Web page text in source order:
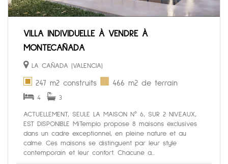
VILLA INDIVIDUELLE À VENDRE À
MONTECAÑADA
LA CAÑADA (VALENCIA)
247 m2 construits 466 m2 de terrain
4 3
ACTUELLEMENT, SEULE LA MAISON N° 6, SUR 2 NIVEAUX,
EST DISPONIBLE MiTemplo propose 8 maisons exclusives
dans un cadre exceptionnel, en pleine nature et au
calme. Ces maisons se distinguent par leur style
contemporain et leur confort. Chacune a...